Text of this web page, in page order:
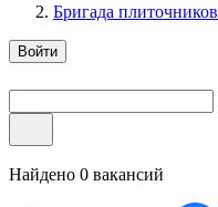
Бригада плиточников
Войти
Найдено 0 вакансий